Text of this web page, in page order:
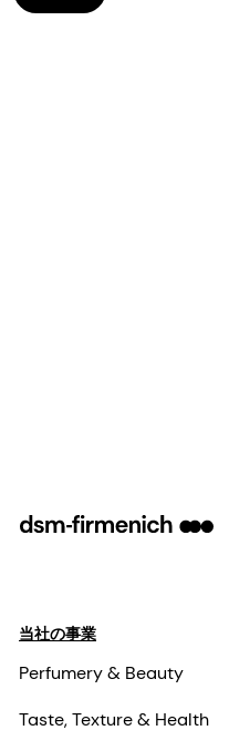
当社の事業
Perfumery & Beauty
Taste, Texture & Health